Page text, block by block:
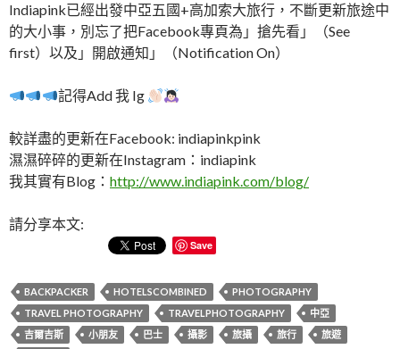
Indiapink已經出發中亞五國+高加索大旅行，不斷更新旅途中
的大小事，別忘了把Facebook專頁為」搶先看」（See
first）以及」開啟通知」（Notification On）
記得Add 我 Ig
較詳盡的更新在Facebook: indiapinkpink
濕濕碎碎的更新在Instagram：indiapink
我其實有Blog： http://www.indiapink.com/blog/
請分享本文:
Save
BACKPACKER HOTELSCOMBINED
PHOTOGRAPHY
TRAVEL PHOTOGRAPHY
TRAVELPHOTOGRAPHY
中亞
吉爾吉斯
小朋友 巴士 攝影 旅攝 旅行
旅遊